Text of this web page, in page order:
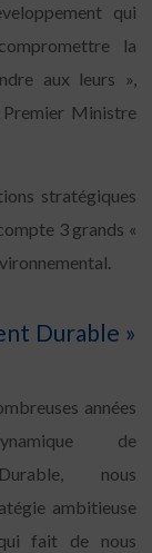
qui
la
aux leurs »,
Ministre
stratégiques
3 grands «
Durable »
années
de
nous
ambitieuse
fait de nous